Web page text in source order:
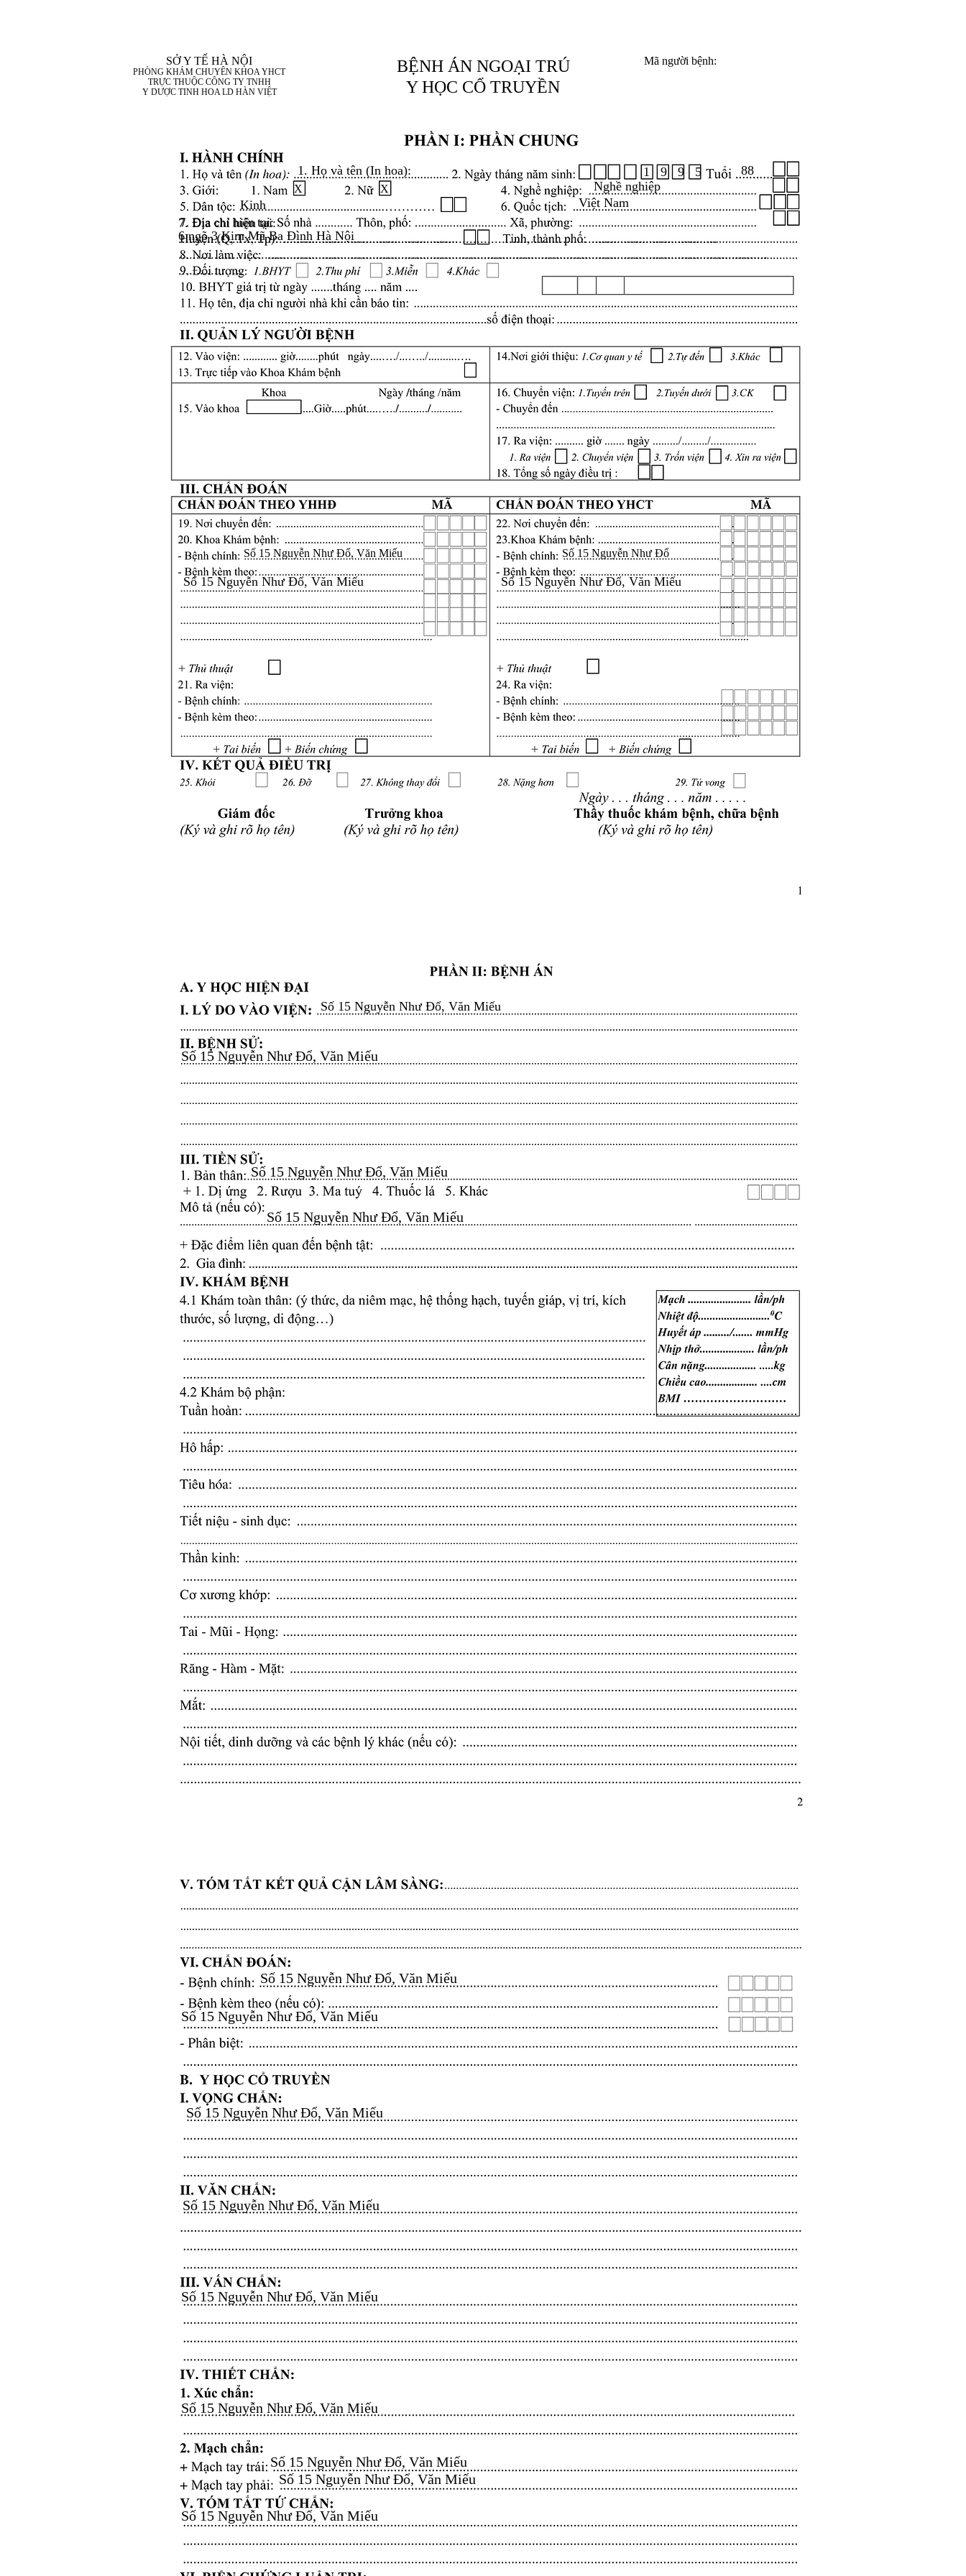
SỞ Y TẾ HÀ NỘI
PHÒNG KHÁM CHUYÊN KHOA YHCT
TRỰC THUỘC CÔNG TY TNHH
Y DƯỢC TINH HOA LD HÀN VIỆT
BỆNH ÁN NGOẠI TRÚ
Y HỌC CỔ TRUYỀN
Mã người bệnh:
1. Họ và tên (In hoa): 1 9 9 5 88
X X
Nghề nghiệp
Việt Nam
Kinh
7. Địa chỉ hiện tại:
......................................................................................................................................................
....................................................................................................................................................................
..................
6 ngõ 3 Kim Mã Ba Đình Hà Nội
Số 15 Nguyễn Như Đổ, Văn Miếu
Số 15 Nguyễn Như Đổ, Văn Miếu
Số 15 Nguyễn Như Đổ
Số 15 Nguyễn Như Đổ, Văn Miếu
Số 15 Nguyễn Như Đổ, Văn Miếu
Số 15 Nguyễn Như Đổ, Văn Miếu​​​​
Số 15 Nguyễn Như Đổ, Văn Miếu​​​​
Số 15 Nguyễn Như Đổ, Văn Miếu​​​​
Số 15 Nguyễn Như Đổ, Văn Miếu​​​​
Số 15 Nguyễn Như Đổ, Văn Miếu​​​​
Số 15 Nguyễn Như Đổ, Văn Miếu​​​​
Số 15 Nguyễn Như Đổ, Văn Miếu​​​​
Số 15 Nguyễn Như Đổ, Văn Miếu​​​​
Số 15 Nguyễn Như Đổ, Văn Miếu​​​​
Số 15 Nguyễn Như Đổ, Văn Miếu​​​​
Số 15 Nguyễn Như Đổ, Văn Miếu​​​​
Số 15 Nguyễn Như Đổ, Văn Miếu​​​​